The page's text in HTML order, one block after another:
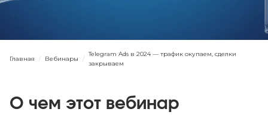
Главная / Вебинары /
Telegram Ads в 2024 — трафик окупаем, сделки
закрываем
О чем этот вебинар